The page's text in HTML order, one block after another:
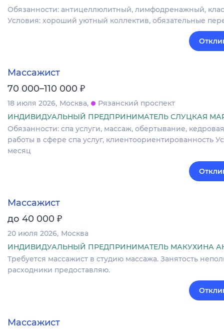
Обязанности: антицеллюлитный, лимфодренажный,
Условия: хороший уютный коллектив, обязательные
Массажист
70 000–110 000 ₽
18 июля 2026 Москва
Рязанский проспект
ИНДИВИДУАЛЬНЫЙ ПРЕДПРИНИМАТЕЛЬ СЛУЦКАЯ
Обязанности: спа услуги, массаж, обертывание,
работы в сфере спа услуг, клиентоориентированность
месяц
Массажист
до 40 000 ₽
20 июля 2026 Москва
ИНДИВИДУАЛЬНЫЙ ПРЕДПРИНИМАТЕЛЬ МАКУХИНА
Требуется массажист в студию массажа. Занятость
расходники предоставляю.
Массажист